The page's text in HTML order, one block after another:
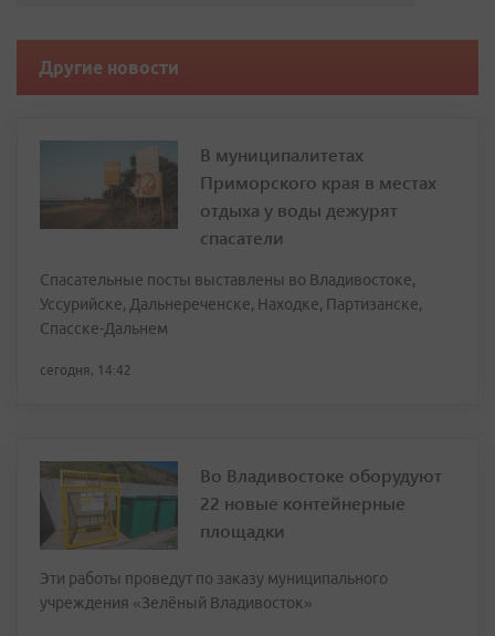
Другие новости
В муниципалитетах
Приморского края в местах
отдыха у воды дежурят
спасатели
Спасательные посты выставлены во Владивостоке,
Уссурийске, Дальнереченске, Находке, Партизанске,
Спасске-Дальнем
сегодня, 14:42
Во Владивостоке оборудуют
22 новые контейнерные
площадки
Эти работы проведут по заказу муниципального
учреждения «Зелёный Владивосток»